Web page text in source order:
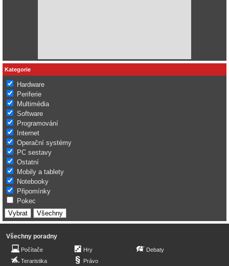
Kategorie
Hardware
Periferie
Multimédia
Software
Programování
Internet
Operační systémy
PC sestavy
Ostatní
Mobily a tablety
Notebooky
Připomínky
Pokec
Všechny poradny
Počítače
Teraristika
Hry
Právo
Debaty